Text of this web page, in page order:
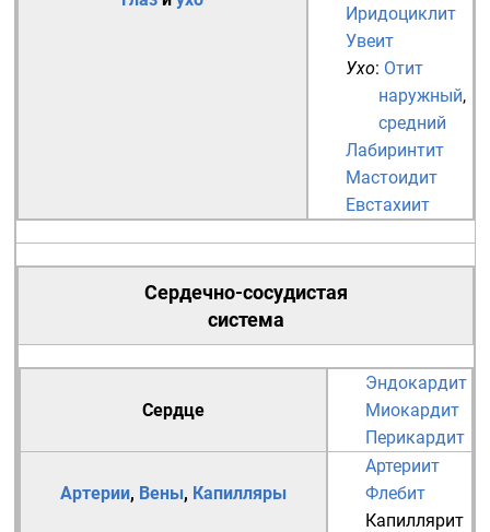
Иридоциклит
Увеит
Ухо: Отит
наружный,
средний
Лабиринтит
Мастоидит
Евстахиит
Сердечно-сосудистая
система
Сердце
Эндокардит
Миокардит
Перикардит
Артерии, Вены, Капилляры
Артериит
Флебит
Капиллярит